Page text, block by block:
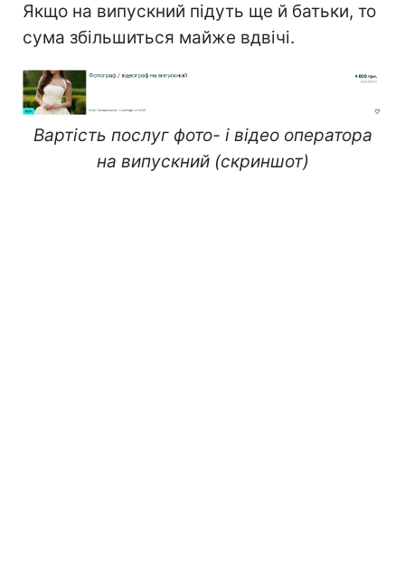
Якщо на випускний підуть ще й батьки, то
сума збільшиться майже вдвічі.
Вартість послуг фото- і відео оператора
на випускний (скриншот)